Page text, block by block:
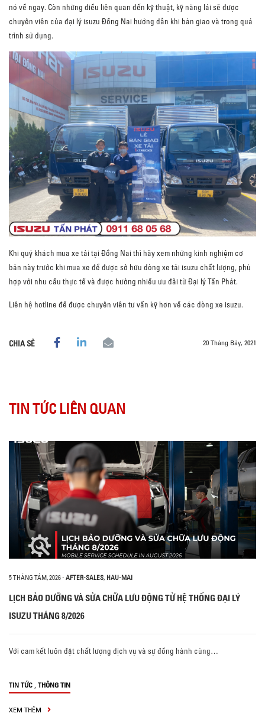
nó về ngay. Còn những điều liên quan đến kỹ thuật, kỹ năng lái sẽ được
chuyên viên của đại lý isuzu Đồng Nai hướng dẫn khi bàn giao và trong quá
trình sử dụng.
Khi quý khách mua xe tải tại Đồng Nai thì hãy xem những kinh nghiệm cơ
bản này trước khi mua xe để được sở hữu dòng xe tải isuzu chất lượng, phù
hợp với nhu cầu thực tế và được hưởng nhiều ưu đãi từ Đại lý Tấn Phát.
Liên hệ hotline để được chuyên viên tư vấn kỹ hơn về các dòng xe isuzu.
CHIA SẺ 20 Tháng Bảy, 2021
TIN TỨC LIÊN QUAN
5 THÁNG TÁM, 2026- AFTER-SALES, HAU-MAI
LỊCH BẢO DƯỠNG VÀ SỬA CHỮA LƯU ĐỘNG TỪ HỆ THỐNG ĐẠI LÝ
ISUZU THÁNG 8/2026
Với cam kết luôn đặt chất lượng dịch vụ và sự đồng hành cùng…
TIN TỨC , THÔNG TIN
XEM THÊM